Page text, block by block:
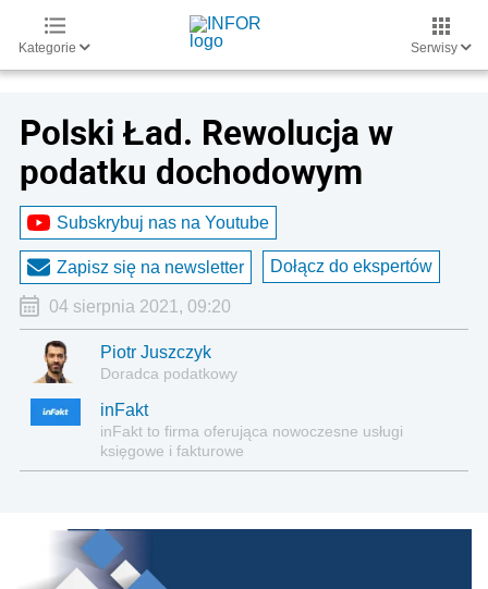
Kategorie Serwisy
Polski Ład. Rewolucja w
podatku dochodowym
Subskrybuj nas na Youtube
Zapisz się na newsletter Dołącz do ekspertów
04 sierpnia 2021, 09:20
Piotr Juszczyk
Doradca podatkowy
inFakt
inFakt to firma oferująca nowoczesne usługi
księgowe i fakturowe